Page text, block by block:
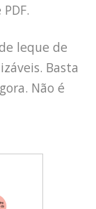
leque de
Basta
Não é